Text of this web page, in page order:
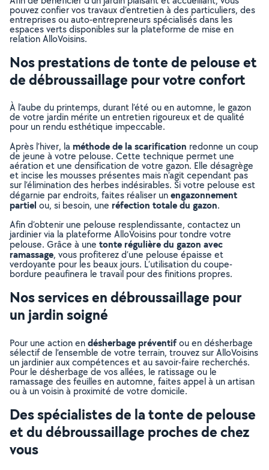
pouvez confier vos travaux d’entretien à des particuliers, des
entreprises ou auto-entrepreneurs spécialisés dans les
espaces verts disponibles sur la plateforme de mise en
relation AlloVoisins.
Nos prestations de tonte de pelouse et
de débroussaillage pour votre confort
À l’aube du printemps, durant l’été ou en automne, le gazon
de votre jardin mérite un entretien rigoureux et de qualité
pour un rendu esthétique impeccable.
Après l’hiver, la méthode de la scarification redonne un coup
de jeune à votre pelouse. Cette technique permet une
aération et une densification de votre gazon. Elle désagrège
et incise les mousses présentes mais n’agit cependant pas
sur l’élimination des herbes indésirables. Si votre pelouse est
dégarnie par endroits, faites réaliser unengazonnement
partiel ou, si besoin, une réfection totale du gazon.
Afin d’obtenir une pelouse resplendissante, contactez un
jardinier via la plateforme AlloVoisins pour tondre votre
pelouse. Grâce à une tonte régulière du gazon avec
ramassage, vous profiterez d’une pelouse épaisse et
verdoyante pour les beaux jours. L’utilisation du coupe-
bordure peaufinera le travail pour des finitions propres.
Nos services en débroussaillage pour
un jardin soigné
Pour une action endésherbage préventifou en désherbage
sélectif de l’ensemble de votre terrain, trouvez sur AlloVoisins
un jardinier aux compétences et au savoir-faire recherchés.
Pour le désherbage de vos allées, le ratissage ou le
ramassage des feuilles en automne, faites appel à un artisan
ou à un voisin à proximité de votre domicile.
Des spécialistes de la tonte de pelouse
et du débroussaillage proches de chez
vous